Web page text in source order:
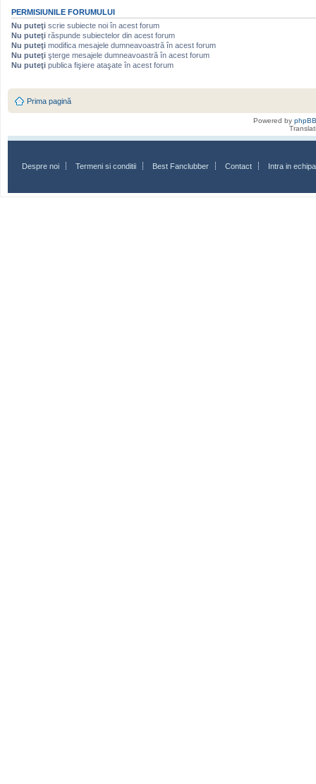
PERMISIUNILE FORUMULUI
Nu puteţi scrie subiecte noi în acest forum
Nu puteţi răspunde subiectelor din acest forum
Nu puteţi modifica mesajele dumneavoastră în acest forum
Nu puteţi şterge mesajele dumneavoastră în acest forum
Nu puteţi publica fişiere ataşate în acest forum
Prima pagină
Powered by phpBB
Despre noi Termeni si conditii Best Fanclubber Contact Intra in